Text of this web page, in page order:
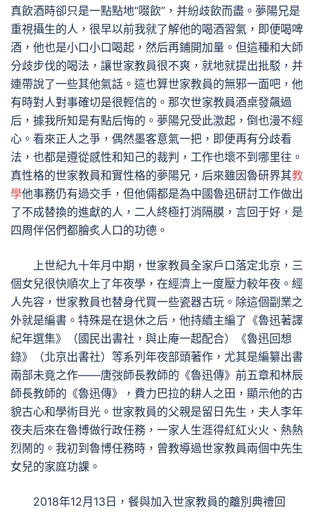
真飲酒時卻只是一點點地“啜飲”，并紛歧飲而盡。夢陽兄是
重視攝生的人，很早以前我就了解他的喝酒習氣，即便喝啤
酒，他也是小口小口喝起，然后再鋪開加量。但這種和大師
分歧步伐的喝法，讓世家教員很不爽，就地就提出批駁，并
連帶說了一些其他氣話。這也算世家教員的無邪一面吧，他
有時對人對事確切是很輕信的。那次世家教員酒桌發飆過
后，據我所知是有點后悔的。夢陽兄受此激起，倒也漫不經
心。看來正人之爭，偶然墨客意氣一把，即便再有分歧看
法，也都是遵從感性和知己的裁判，工作也壞不到哪里往。
真性格的世家教員和實性格的夢陽兄，后來雖因魯研界其教
學他事務仍有過交手，但他倆都是為中國魯迅研討工作做出
了不成替換的進獻的人，二人終極打消隔膜，言回于好，是
四周伴侶們都膾炙人口的功德。
上世紀九十年月中期，世家教員全家戶口落定北京，三
個女兒很快順次上了年夜學，在經濟上一度壓力較年夜。經
人先容，世家教員也替身代買一些瓷器古玩。除這個副業之
外就是編書。特殊是在退休之后，他持續主編了《魯迅著譯
紀年選集》（國民出書社，與止庵一起配合）《魯迅回想
錄》（北京出書社）等系列年夜部頭著作，尤其是編纂出書
兩部未竟之作——唐弢師長教師的《魯迅傳》前五章和林辰
師長教師的《魯迅傳》，費力巴拉的耕人之田，顯示他的古
貌古心和學術目光。世家教員的父親是留日先生，夫人李年
夜夫后來在魯博做行政任務，一家人生涯得紅紅火火、熱熱
烈鬧的。我初到魯博任務時，曾教導過世家教員兩個中先生
女兒的家庭功課。
2018年12月13日，餐與加入世家教員的離別典禮回